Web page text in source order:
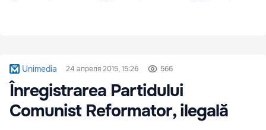
Unimedia 24 апреля 2015, 15:26 566
Înregistrarea Partidului
Comunist Reformator, ilegală